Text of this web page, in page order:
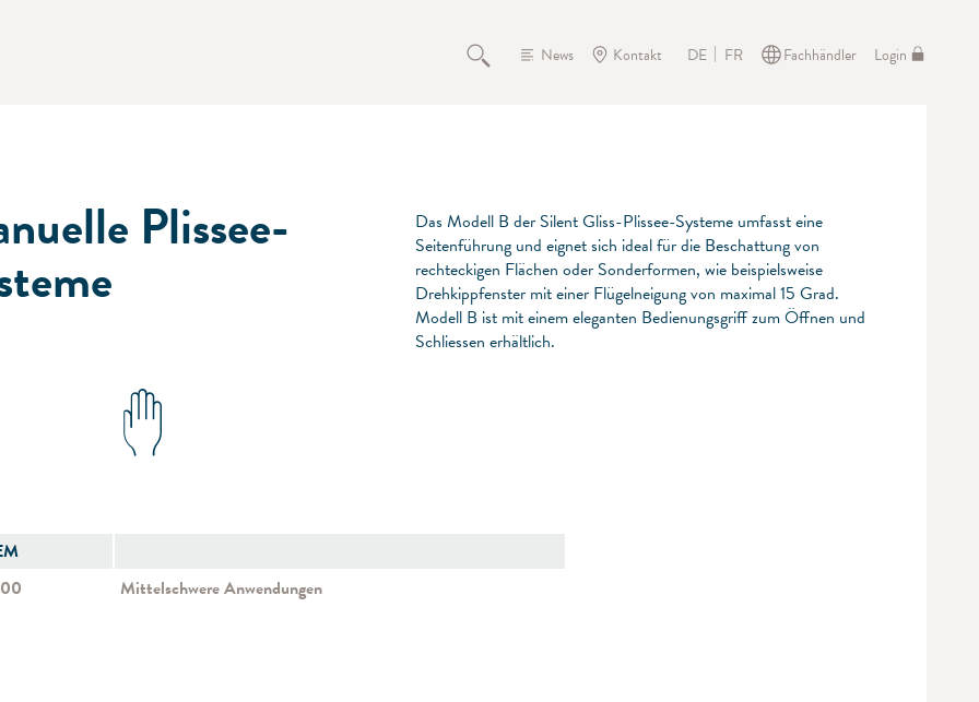
News Kontakt DE FR Fachhändler Login
Plissee-
Das Modell B der Silent Gliss-Plissee-Systeme umfasst eine
Seitenführung und eignet sich ideal für die Beschattung von
rechteckigen Flächen oder Sonderformen, wie beispielsweise
Drehkippfenster mit einer Flügelneigung von maximal 15 Grad.
Modell B ist mit einem eleganten Bedienungsgriff zum Öffnen und
Schliessen erhältlich.
Mittelschwere Anwendungen